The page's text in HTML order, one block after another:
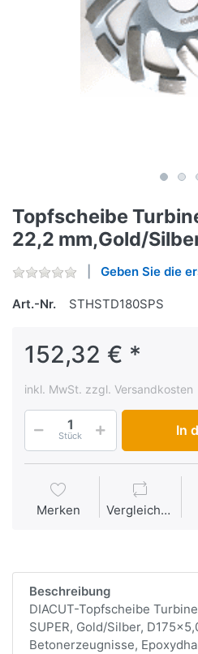
Topfscheibe
22,2 mm,Gold/
Geben Sie die
Art.-Nr. STHSTD180SPS
152,32 € *
inkl. MwSt. zzgl. Versandkosten
Stück In
Merken Vergleichen
Beschreibung
DIACUT-Topfscheibe
SUPER, Gold/Silber,
Betonerzeugnisse,